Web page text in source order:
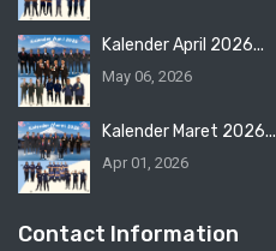
Kalender April 2026...
May 06, 2026
Kalender Maret 2026...
Apr 01, 2026
Contact Information